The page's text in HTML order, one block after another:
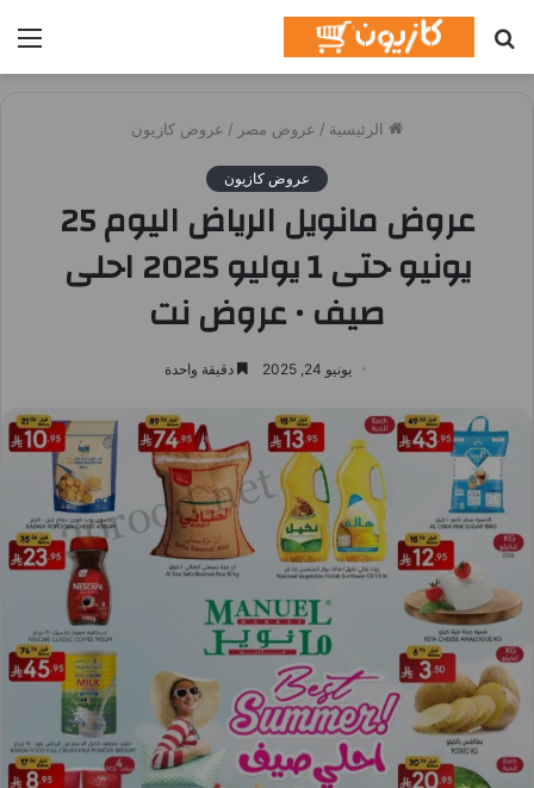
عن
الرئيسية / عروض مصر / عروض كازيون
عروض كازيون
عروض مانويل الرياض اليوم 25
يونيو حتى 1 يوليو 2025 احلى
صيف • عروض نت
يونيو 24, 2025 دقيقة واحدة